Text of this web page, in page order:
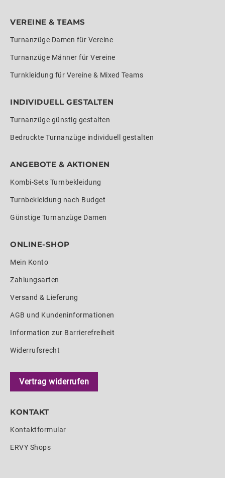
VEREINE & TEAMS
Turnanzüge Damen für Vereine
Turnanzüge Männer für Vereine
Turnkleidung für Vereine & Mixed Teams
INDIVIDUELL GESTALTEN
Turnanzüge günstig gestalten
Bedruckte Turnanzüge individuell gestalten
ANGEBOTE & AKTIONEN
Kombi-Sets Turnbekleidung
Turnbekleidung nach Budget
Günstige Turnanzüge Damen
ONLINE-SHOP
Mein Konto
Zahlungsarten
Versand & Lieferung
AGB und Kundeninformationen
Information zur Barrierefreiheit
Widerrufsrecht
Vertrag widerrufen
KONTAKT
Kontaktformular
ERVY Shops